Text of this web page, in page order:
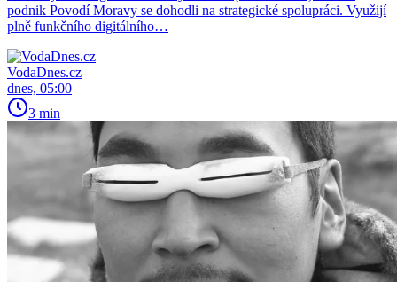
podnik Povodí Moravy se dohodli na strategické spolupráci. Využijí
plně funkčního digitálního…
VodaDnes.cz
dnes, 05:00
3 min